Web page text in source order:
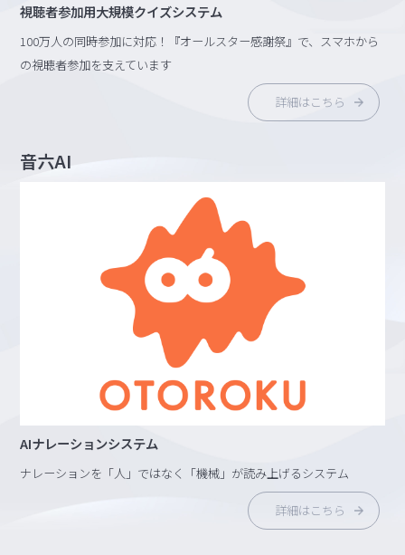
視聴者参加用大規模クイズシステム
100万人の同時参加に対応！『オールスター感謝祭』で、スマホから
の視聴者参加を支えています
詳細はこちら
音六AI
AIナレーションシステム
ナレーションを「人」ではなく「機械」が読み上げるシステム
詳細はこちら